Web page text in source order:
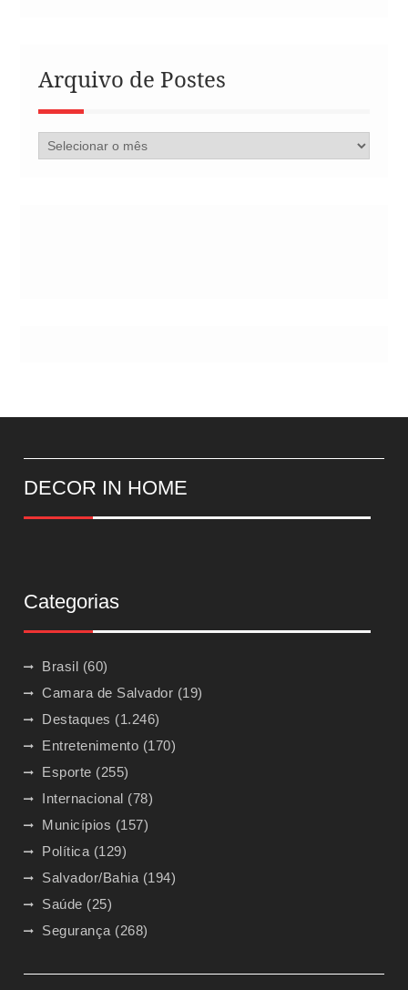
Arquivo de Postes
Arquivo
de
DECOR IN HOME
Categorias
Brasil (60)
Camara de Salvador (19)
Destaques (1.246)
Entretenimento (170)
Esporte (255)
Internacional (78)
Municípios (157)
Política (129)
Salvador/Bahia (194)
Saúde (25)
Segurança (268)